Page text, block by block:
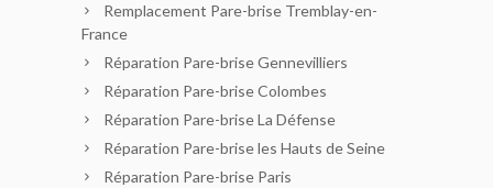
Remplacement Pare-brise Tremblay-en-
France
Réparation Pare-brise Gennevilliers
Réparation Pare-brise Colombes
Réparation Pare-brise La Défense
Réparation Pare-brise les Hauts de Seine
Réparation Pare-brise Paris